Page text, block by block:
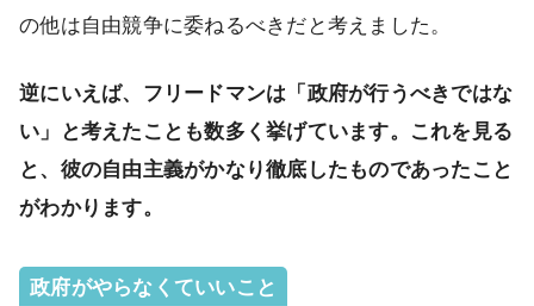
の他は自由競争に委ねるべきだと考えました。
逆にいえば、フリードマンは「政府が行うべきではな
い」と考えたことも数多く挙げています。これを見る
と、彼の自由主義がかなり徹底したものであったこと
がわかります。
政府がやらなくていいこと